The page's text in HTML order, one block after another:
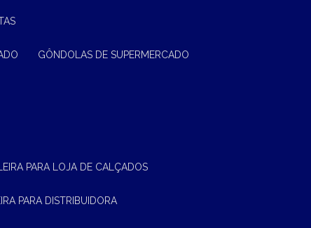
GÔNDOLAS DE SUPERMERCADO
PARA LOJA DE CALÇADOS
PARA DISTRIBUIDORA